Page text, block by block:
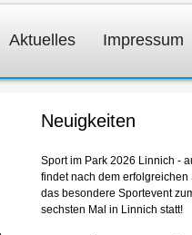
Aktuelles Impressum
Neuigkeiten
Sport im Park 2026 Linnich -
findet nach dem erfolgreichen
das besondere Sportevent
sechsten Mal in Linnich statt!